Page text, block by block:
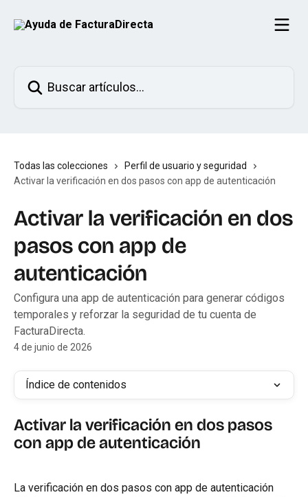
Todas las colecciones
Perfil de usuario y seguridad
Activar la verificación en dos pasos con app de autenticación
Activar la verificación en dos
pasos con app de
autenticación
Configura una app de autenticación para generar códigos
temporales y reforzar la seguridad de tu cuenta de
FacturaDirecta.
4 de junio de 2026
Índice de contenidos
Activar la verificación en dos pasos
con app de autenticación
La verificación en dos pasos con app de autenticación